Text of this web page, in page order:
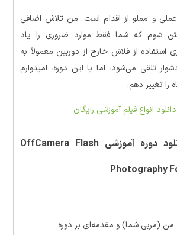
عملی و مملو از اقدام است. من تلاش اضافی
شوم که شما فقط موارد ضروری را یاد
استفاده از فلاش خارج از دوربین معمولاً به
تلقی می‌شود، اما با این دوره، امیدوارم
را تغییر دهم.
دانلود انواع فیلم آموزشی رایگان
دانلود دوره آموزشی OffCamera Flash
Photography
من (مربی شما) و مقدمه‌ای بر دوره